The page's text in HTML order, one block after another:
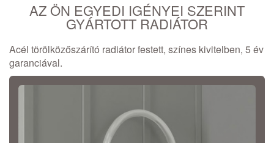
AZ ÖN EGYEDI IGÉNYEI SZERINT
GYÁRTOTT RADIÁTOR
Acél törölközőszárító radiátor festett, színes kivitelben, 5 év
garanciával.